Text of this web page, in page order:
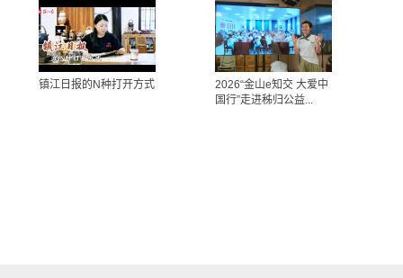
镇江日报的N种打开方式
2026“金山e知交 大爱中
国行”走进秭归公益...